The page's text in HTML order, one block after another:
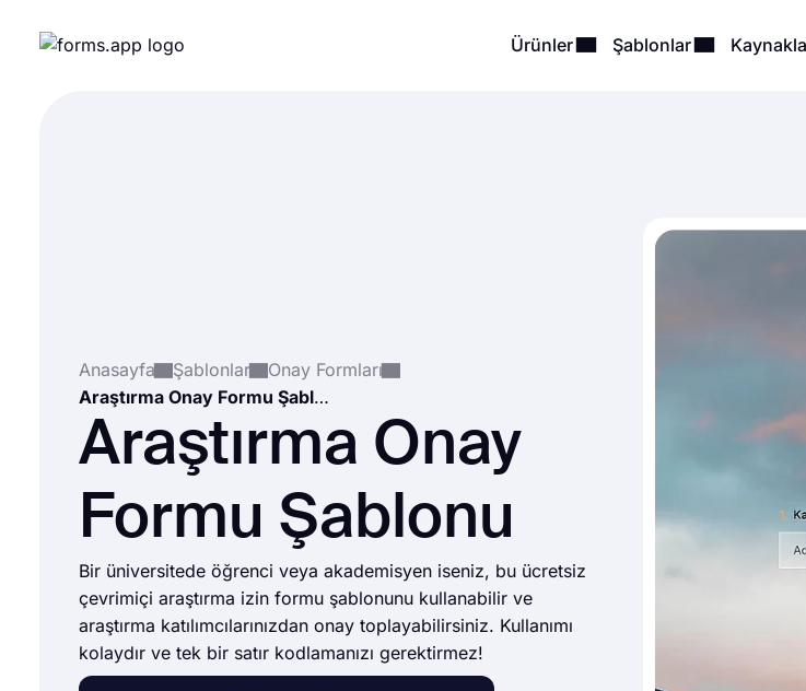
Ürünler Şablonlar
Anasayfa Şablonlar
Onay Formları
Araştırma Onay Formu Şablonu
Araştırma Onay
Formu Şablonu
Bir üniversitede öğrenci veya akademisyen iseniz, bu ücretsiz
çevrimiçi araştırma izin formu şablonunu kullanabilir ve
araştırma katılımcılarınızdan onay toplayabilirsiniz. Kullanımı
kolaydır ve tek bir satır kodlamanızı gerektirmez!